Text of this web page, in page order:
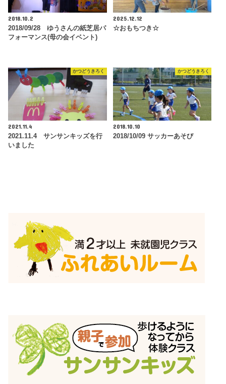
2018.10.2
2018/09/28 ゆうさんの紙芝居パ
フォーマンス(母の会イベント)
2025.12.12
☆おもちつき☆
かつどうきろく
2021.11.4
2021.11.4 サンサンキッズを行
いました
かつどうきろく
2018.10.10
2018/10/09 サッカーあそび